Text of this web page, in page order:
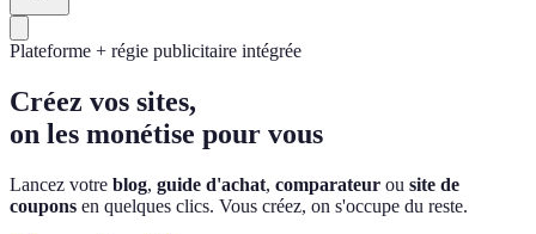
Plateforme + régie publicitaire intégrée
Créez vos sites,
on les monétise pour vous
Lancez votre blog, guide d'achat, comparateur ou site de
coupons en quelques clics. Vous créez, on s'occupe du reste.